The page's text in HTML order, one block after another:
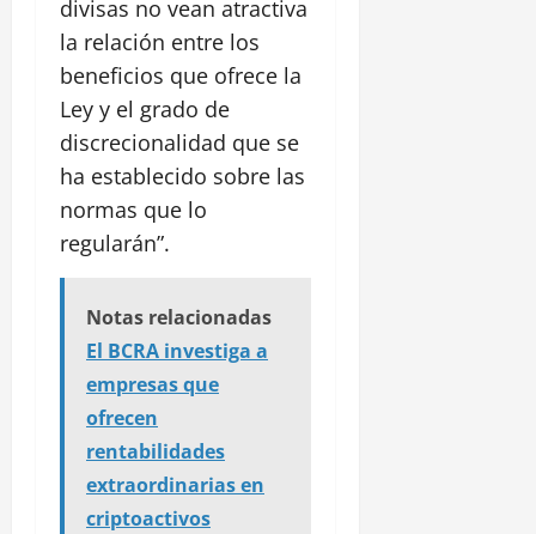
divisas no vean atractiva
la relación entre los
beneficios que ofrece la
Ley y el grado de
discrecionalidad que se
ha establecido sobre las
normas que lo
regularán”.
Notas relacionadas
El BCRA investiga a
empresas que
ofrecen
rentabilidades
extraordinarias en
criptoactivos